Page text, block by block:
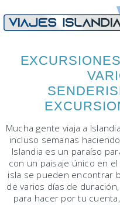
Mucha gente viaja a
incluso semanas
Islandia es un paraíso
con un paisaje único en
isla se pueden encontrar
de varios días de
para hacer por tu